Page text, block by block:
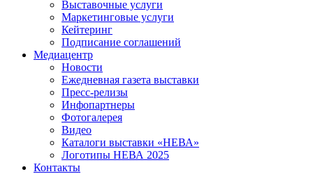
Выставочные услуги
Маркетинговые услуги
Кейтеринг
Подписание соглашений
Медиацентр
Новости
Ежедневная газета выставки
Пресс-релизы
Инфопартнеры
Фотогалерея
Видео
Каталоги выставки «НЕВА»
Логотипы НЕВА 2025
Контакты